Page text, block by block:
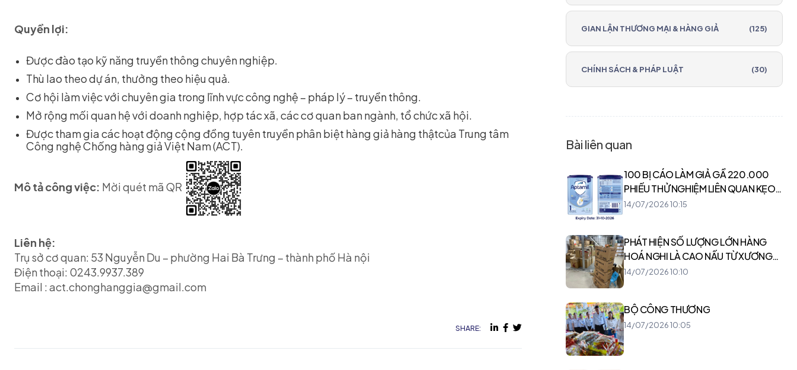
Quyền lợi:
Được đào tạo kỹ năng truyền thông chuyên nghiệp.
Thù lao theo dự án, thưởng theo hiệu quả.
Cơ hội làm việc với chuyên gia trong lĩnh vực công nghệ – pháp lý – truyền thông.
Mở rộng mối quan hệ với doanh nghiệp, hợp tác xã, các cơ quan ban ngành, tổ chức xã hội.
Được tham gia các hoạt động cộng đồng tuyên truyền phân biệt hàng giả hàng thậtcủa Trung tâm
Công nghệ Chống hàng giả Việt Nam (ACT).
Mô tả công việc: Mời quét mã QR
Liên hệ:
Trụ sở cơ quan: 53 Nguyễn Du – phường Hai Bà Trưng – thành phố Hà nội
Điện thoại: 0243.9937.389
Email : act.chonghanggia@gmail.com
SHARE:
GIAN LẬN THƯƠNG MẠI & HÀNG GIẢ (125)
CHÍNH SÁCH & PHÁP LUẬT (30)
Bài liên quan
100 BỊ CÁO LÀM GIẢ GẦ 220.000
PHIẾU THỬ NGHIỆM LIÊN QUAN KẸO
KERA, SỮA HIUP
14/07/2026 10:15
PHÁT HIỆN SỐ LƯỢNG LỚN HÀNG
HOÁ NGHI LÀ CAO NẤU TỪ XƯƠNG
ĐỘNG VẬT
14/07/2026 10:10
BỘ CÔNG THƯƠNG
14/07/2026 10:05